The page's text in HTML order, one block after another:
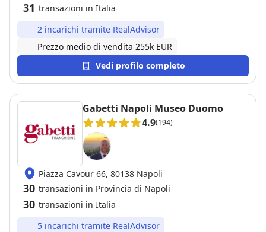
31 transazioni in Italia
2 incarichi tramite RealAdvisor
Prezzo medio di vendita 255k EUR
Vedi profilo completo
Gabetti Napoli Museo Duomo
4.9(194)
Piazza Cavour 66, 80138 Napoli
30 transazioni in Provincia di Napoli
30 transazioni in Italia
5 incarichi tramite RealAdvisor